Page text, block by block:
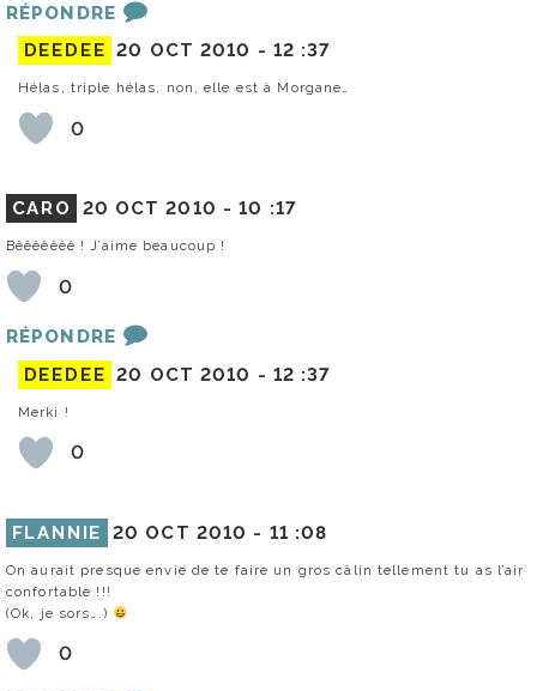
RÉPONDRE
DEEDEE 20 OCT 2010 - 12 :37
Hélas, triple hélas, non, elle est à Morgane…
0
CARO 20 OCT 2010 -10 :17
Bêêêêêêê ! J’aime beaucoup !
0
RÉPONDRE
DEEDEE 20 OCT 2010 - 12 :37
Merki !
0
FLANNIE 20 OCT 2010 - 11 :08
On aurait presque envie de te faire un gros câlin tellement tu as l’air
confortable !!!
(Ok, je sors….)
0